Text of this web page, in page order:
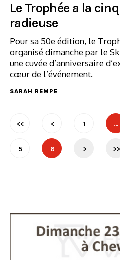
Le Trophée a la
radieuse
Pour sa 50e édition, le
organisé dimanche par le
une cuvée d’anniversaire
cœur de l’événement.
SARAH REMPE
<< < 1 …
5 6 > >>